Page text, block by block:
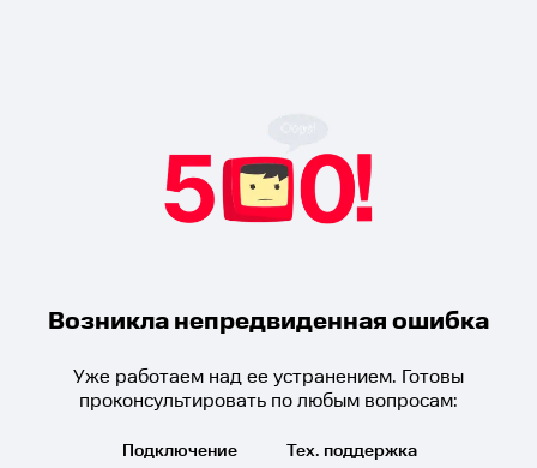
Возникла непредвиденная ошибка
Уже работаем над ее устранением. Готовы
проконсультировать по любым вопросам:
Подключение Тех. поддержка